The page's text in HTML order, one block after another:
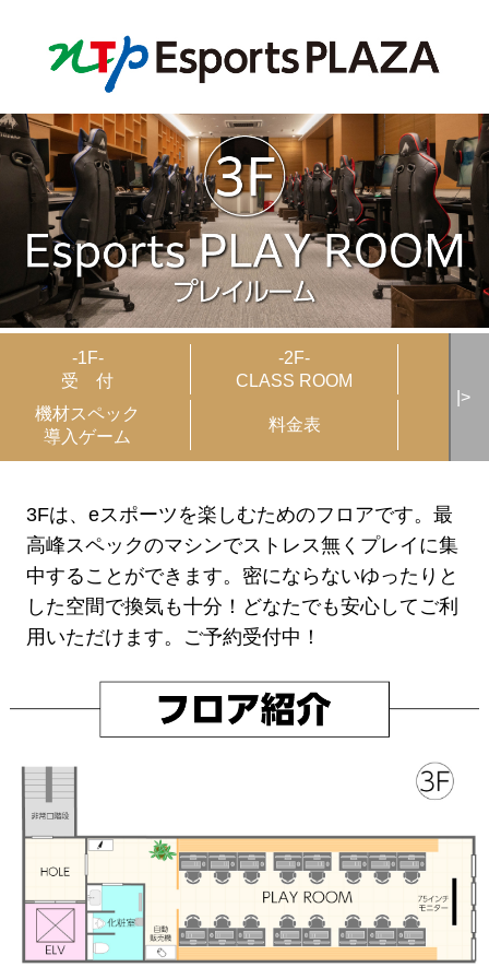
-1F-
受 付
-2F-
CLASS ROOM
機材スペック
導入ゲーム
料金表
|>
3Fは、eスポーツを楽しむためのフロアです。最
高峰スペックのマシンでストレス無くプレイに集
中することができます。密にならないゆったりと
した空間で換気も十分！どなたでも安心してご利
用いただけます。ご予約受付中！